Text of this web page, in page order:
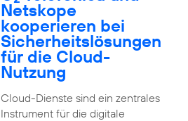
Netskope
kooperieren bei
Sicherheitslösungen
für die Cloud-
Nutzung
Cloud-Dienste sind ein zentrales
Instrument für die digitale